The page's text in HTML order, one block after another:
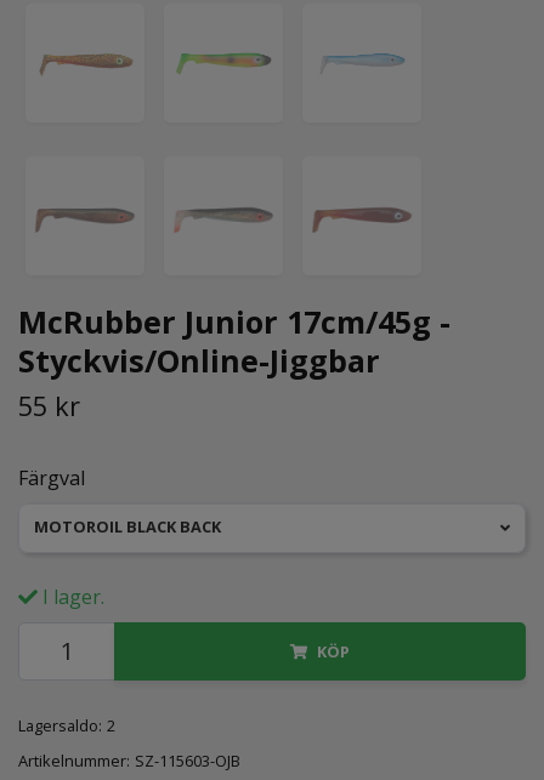
McRubber Junior 17cm/45g -
Styckvis/Online-Jiggbar
55 kr
Färgval
MOTOROIL BLACK BACK
I lager.
KÖP
Lagersaldo: 2
Artikelnummer: SZ-115603-OJB